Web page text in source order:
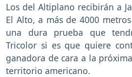
Los del Altiplano recibirán a
El Alto, a más de 4000
una dura prueba que
Tricolor si es que quiere
ganadora de cara a la
territorio americano.